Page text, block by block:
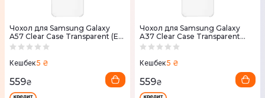
Чохол для Samsung Galaxy
A57 Clear Case Transparent (EF-
QA576CTEGWW)
Кешбек5 ₴
559₴
Чохол для Samsung Galaxy
A37 Clear Case Transparent
(EF-QA376CTEGWW)
Кешбек5 ₴
559₴